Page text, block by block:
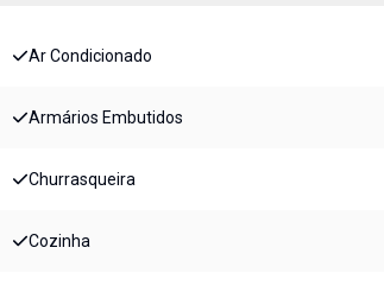
Ar Condicionado
Armários Embutidos
Churrasqueira
Cozinha